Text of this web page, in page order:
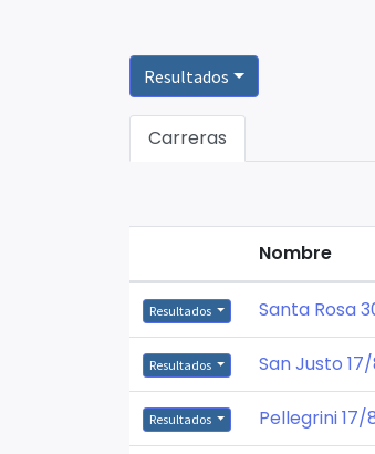
Resultados
Carreras
Nombre
Resultados Santa Rosa
Resultados San Justo
Resultados Pellegrini 17/